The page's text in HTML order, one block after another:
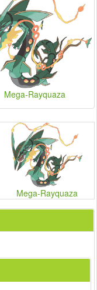
Mega-Rayquaza
Mega-Rayquaza